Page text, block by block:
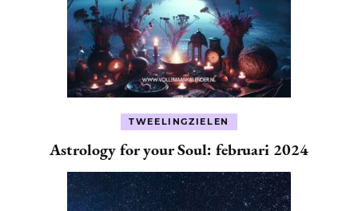
TWEELINGZIELEN
Astrology for your Soul: februari 2024